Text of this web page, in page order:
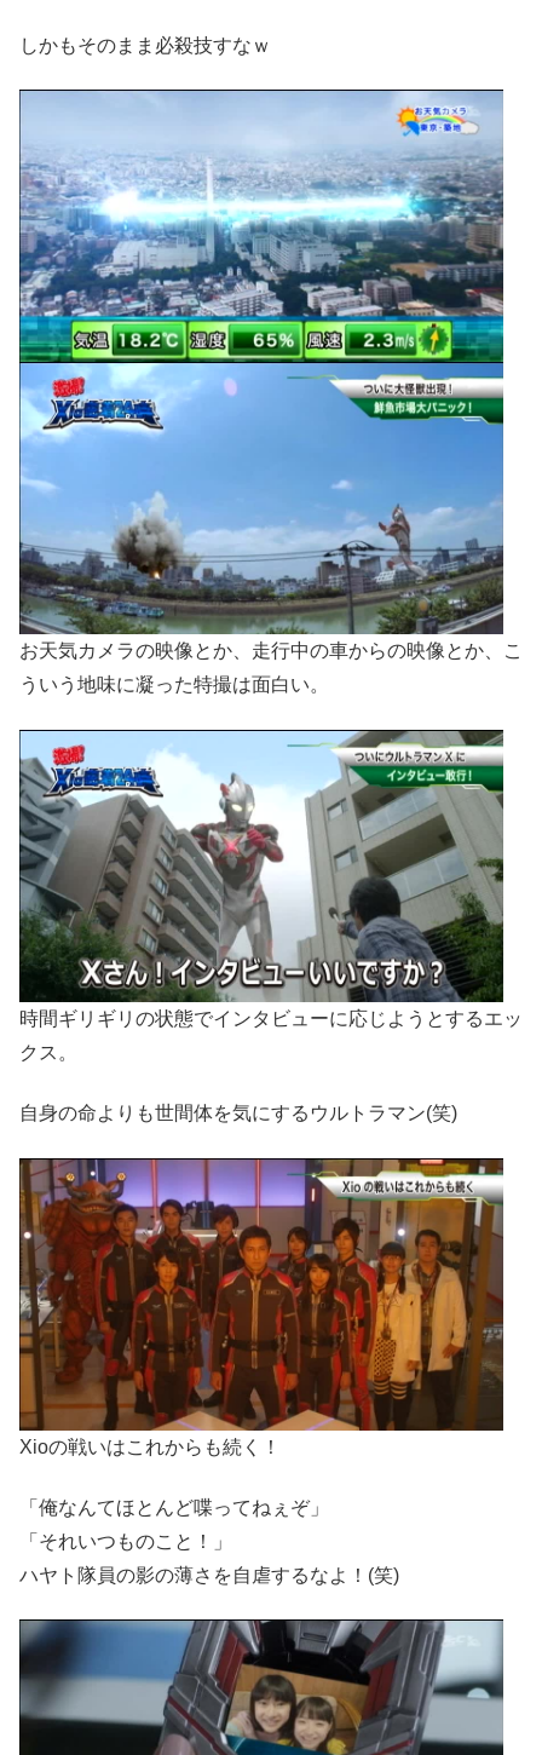
しかもそのまま必殺技すなｗ
お天気カメラの映像とか、走行中の車からの映像とか、こ
ういう地味に凝った特撮は面白い。
時間ギリギリの状態でインタビューに応じようとするエッ
クス。
自身の命よりも世間体を気にするウルトラマン(笑)
Xioの戦いはこれからも続く！
「俺なんてほとんど喋ってねぇぞ」
「それいつものこと！」
ハヤト隊員の影の薄さを自虐するなよ！(笑)